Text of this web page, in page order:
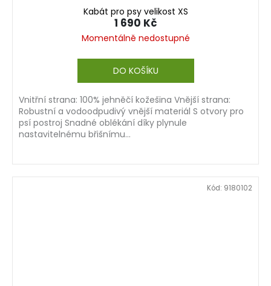
Kabát pro psy velikost XS
Momentálně nedostupné
1 690 Kč
DO KOŠÍKU
Vnitřní strana: 100% jehněčí kožešina Vnější strana:
Robustní a vodoodpudivý vnější materiál S otvory pro
psí postroj Snadné oblékání díky plynule
nastavitelnému břišnímu...
Kód: 9180102